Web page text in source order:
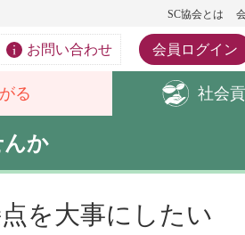
SC協会とは
お問い合わせ 会員ログイン
る 社会
か
を大事にしたい